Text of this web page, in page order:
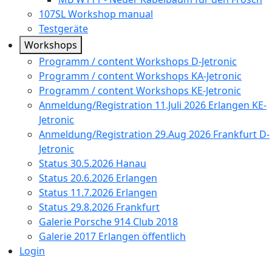
107SL Workshop manual
Testgeräte
Workshops
Programm / content Workshops D-Jetronic
Programm / content Workshops KA-Jetronic
Programm / content Workshops KE-Jetronic
Anmeldung/Registration 11.Juli 2026 Erlangen KE-
Jetronic
Anmeldung/Registration 29.Aug 2026 Frankfurt D-
Jetronic
Status 30.5.2026 Hanau
Status 20.6.2026 Erlangen
Status 11.7.2026 Erlangen
Status 29.8.2026 Frankfurt
Galerie Porsche 914 Club 2018
Galerie 2017 Erlangen öffentlich
Login